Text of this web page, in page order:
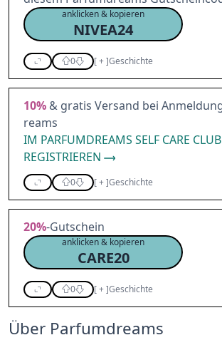
anklicken & kopieren
NIVEA24
0 [+]Geschichte
10% & gratis Versand bei
reams
IM PARFUMDREAMS SELF CARE CLUB
REGISTRIEREN
0 [+]Geschichte
20%-Gutschein
anklicken & kopieren
CARE20
0 [+]Geschichte
Über Parfumdreams